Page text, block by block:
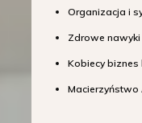
Organizacja i
Zdrowe
Kobiecy biznes
Macierzyństwo